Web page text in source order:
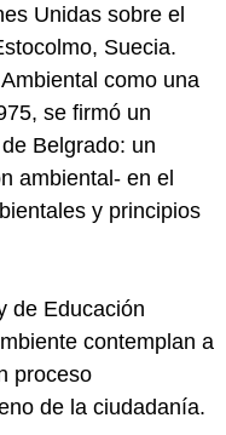
Unidas sobre el
Suecia.
como una
se firmó un
Belgrado: un
ambiental- en el
y principios
de Educación
contemplan a
proceso
de la ciudadanía.